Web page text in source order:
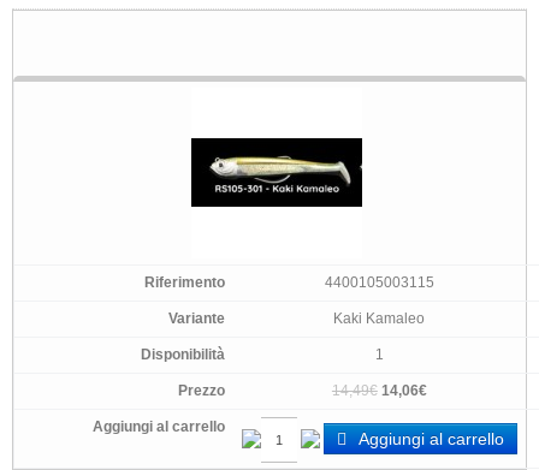
4400105003115
Kaki Kamaleo
1
14,49€ 14,06€
Aggiungi al carrello